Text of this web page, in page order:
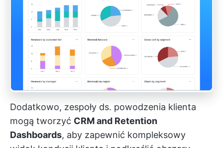
Dodatkowo, zespoły ds. powodzenia klienta
mogą tworzyć CRM and Retention
Dashboards, aby zapewnić kompleksowy